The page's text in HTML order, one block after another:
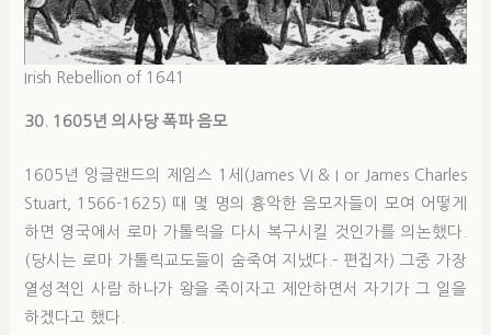
Irish Rebellion of 1641
30. 1605년 의사당 폭파 음모
1605년 잉글랜드의 제임스 1세(James VI & I or James Charles
Stuart, 1566-1625) 때 몇 명의 흉악한 음모자들이 모여 어떻게
하면 영국에서 로마 가톨릭을 다시 복구시킬 것인가를 의논했다.
(당시는 로마 가톨릭교도들이 숨죽여 지냈다.- 편집자) 그중 가장
열성적인 사람 하나가 왕을 죽이자고 제안하면서 자기가 그 일을
하겠다고 했다.